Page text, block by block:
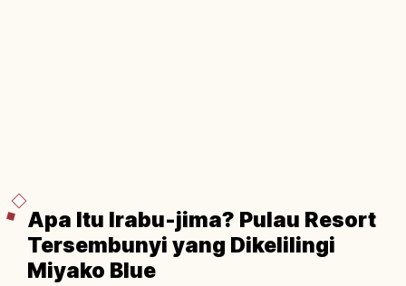
Apa Itu Irabu-jima? Pulau Resort
Tersembunyi yang Dikelilingi
Miyako Blue